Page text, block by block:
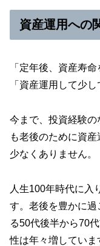
資産運用への
「定年後、資産寿
「資産運用して少
今まで、投資経験
も老後のために資
少なくありません。
人生100年時代に入
す。老後を豊かに
る50代後半から70
性は年々増していま